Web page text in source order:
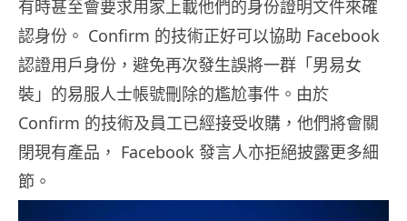
有時甚至會要求用家上載他們的身份證明文件來確
認身份。 Confirm 的技術正好可以協助 Facebook
認證用戶身份，避免再次發生誤將一群「男易女
裝」的易服人士帳號刪除的尷尬事件。由於
Confirm 的技術及員工已經接受收購，他們將會關
閉現有產品， Facebook 發言人亦拒絕披露更多細
節。